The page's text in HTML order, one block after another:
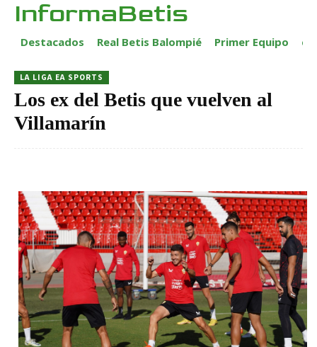
InformaBetis
Destacados Real Betis Balompié Primer Equipo
LA LIGA EA SPORTS
Los ex del Betis que vuelven al
Villamarín